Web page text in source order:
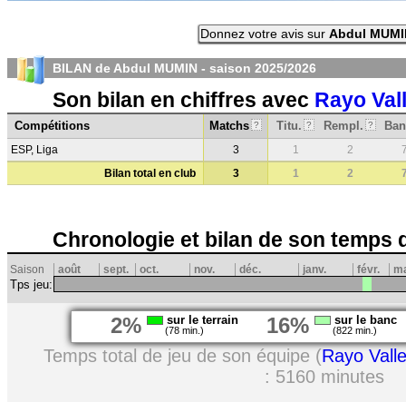
Donnez votre avis sur Abdul
BILAN de Abdul MUMIN - saison 2025/2026
Son bilan en chiffres avec Rayo
Compétitions Matchs ? Titu. ? Rempl. ?
ESP, Liga 3 1 2
Bilan total en club
3 1 2
Chronologie et bilan de son temps
Saison août sept. oct. nov. déc. janv. févr.
Tps jeu:
2% sur le terrain
(78 min.) 16% sur le banc
(822 min.)
Temps total de jeu de son équipe (Rayo
: 5160 minutes